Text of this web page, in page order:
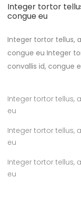
Integer tortor
congue eu
Integer tortor tellus,
congue eu Integer
convallis id, congue
Integer tortor tellus,
eu
Integer tortor tellus,
eu
Integer tortor tellus,
eu